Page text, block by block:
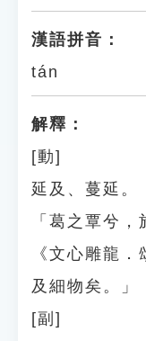
漢語拼音：
tán
解釋：
[動]
延及、蔓延。
「葛之覃兮
《文心雕龍
及細物矣。」
[副]